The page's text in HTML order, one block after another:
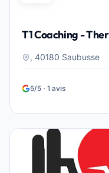
T1 Coaching -
, 40180 Saubusse
5/5 · 1 avis